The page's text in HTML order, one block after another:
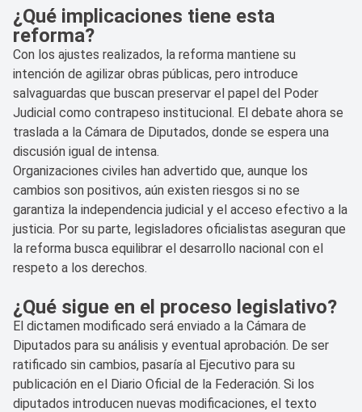
¿Qué implicaciones tiene esta
reforma?
Con los ajustes realizados, la reforma mantiene su
intención de agilizar obras públicas, pero introduce
salvaguardas que buscan preservar el papel del Poder
Judicial como contrapeso institucional. El debate ahora se
traslada a la Cámara de Diputados, donde se espera una
discusión igual de intensa.
Organizaciones civiles han advertido que, aunque los
cambios son positivos, aún existen riesgos si no se
garantiza la independencia judicial y el acceso efectivo a la
justicia. Por su parte, legisladores oficialistas aseguran que
la reforma busca equilibrar el desarrollo nacional con el
respeto a los derechos.
¿Qué sigue en el proceso legislativo?
El dictamen modificado será enviado a la Cámara de
Diputados para su análisis y eventual aprobación. De ser
ratificado sin cambios, pasaría al Ejecutivo para su
publicación en el Diario Oficial de la Federación. Si los
diputados introducen nuevas modificaciones, el texto